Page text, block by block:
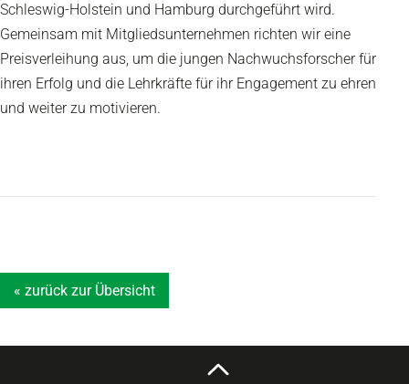
Schleswig-Holstein und Hamburg durchgeführt wird.
Gemeinsam mit Mitgliedsunternehmen richten wir eine
Preisverleihung aus, um die jungen Nachwuchsforscher für
ihren Erfolg und die Lehrkräfte für ihr Engagement zu ehren
und weiter zu motivieren.
« zurück zur Übersicht